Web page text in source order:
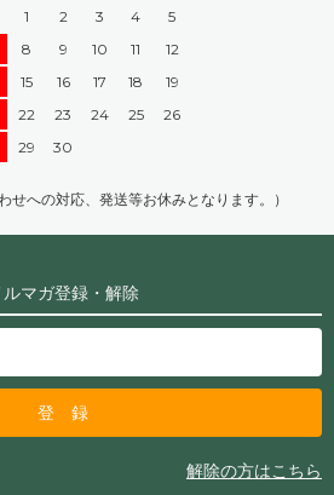
1
2 3 4
5
8 9 10 11
12
15 16 17 18
19
22 23 24 25
26
29 30
せへの対応、発送等お休みとなります。）
ルマガ登録・解除
解除の方はこちら